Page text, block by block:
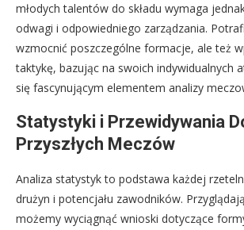
młodych talentów do składu wymaga
odwagi i odpowiedniego zarządzania.
wzmocnić poszczególne formacje, ale też
taktykę, bazując na swoich indywidualnych
się fascynującym elementem analizy
Statystyki i Przewidywania
Przyszłych Meczów
Analiza statystyk to podstawa każdej
drużyn i potencjału zawodników.
możemy wyciągnąć wnioski dotyczące